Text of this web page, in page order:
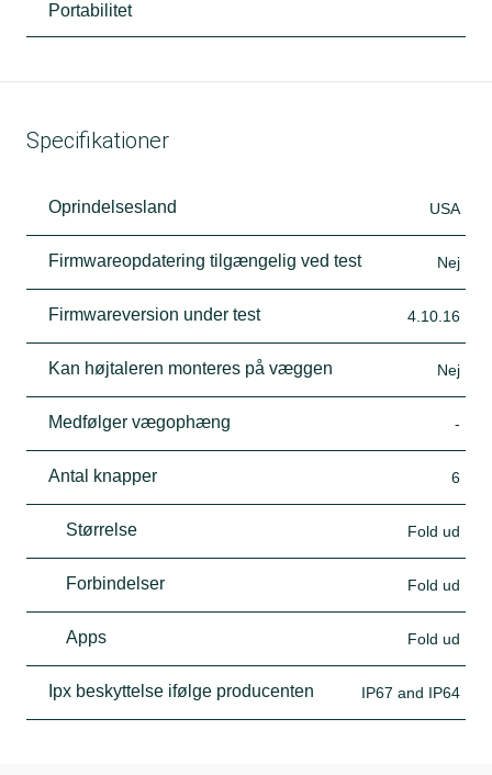
Portabilitet
Specifikationer
Oprindelsesland USA
Firmwareopdatering tilgængelig ved test Nej
Firmwareversion under test 4.10.16
Kan højtaleren monteres på væggen Nej
Medfølger vægophæng -
Antal knapper 6
Størrelse Fold ud
Forbindelser Fold ud
Apps Fold ud
Ipx beskyttelse ifølge producenten IP67 and IP64